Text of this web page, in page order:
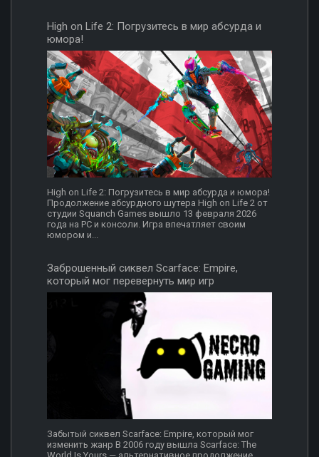
High on Life 2: Погрузитесь в мир абсурда и
юмора!
High on Life 2: Погрузитесь в мир абсурда и юмора!
Продолжение абсурдного шутера High on Life 2 от
студии Squanch Games вышло 13 февраля 2026
года на PC и консоли. Игра впечатляет своим
юмором и...
Заброшенный сиквел Scarface: Empire,
который мог перевернуть мир игр
Забытый сиквел Scarface: Empire, который мог
изменить жанр В 2006 году вышла Scarface: The